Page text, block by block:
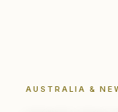
AUSTRALIA &